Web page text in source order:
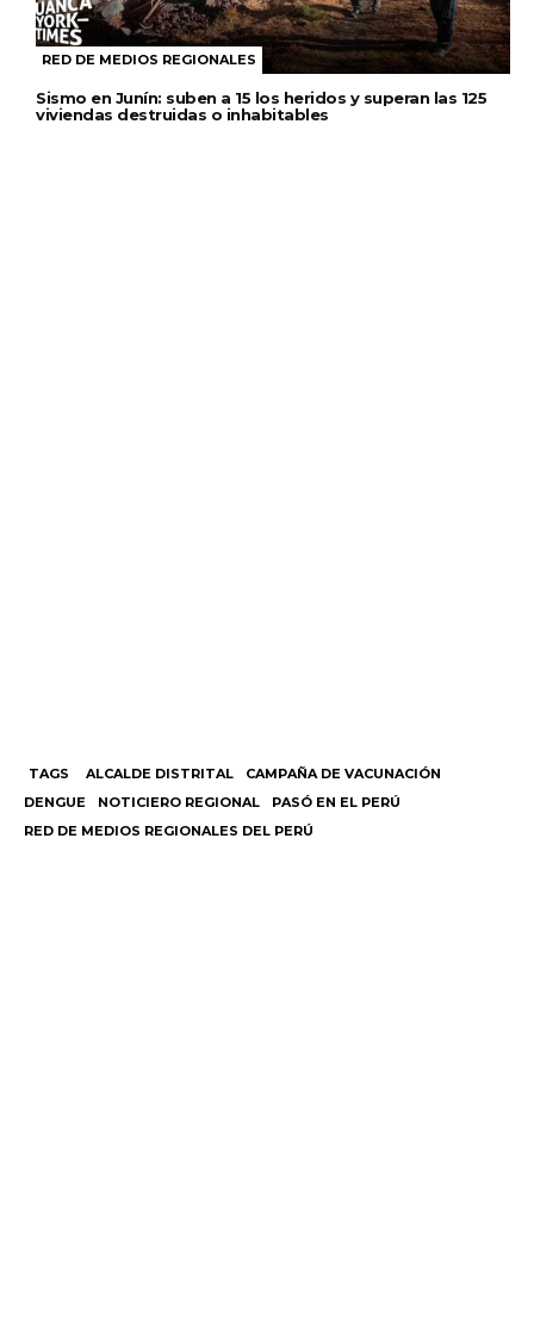
RED DE MEDIOS REGIONALES
Sismo en Junín: suben a 15 los heridos y superan las 125
viviendas destruidas o inhabitables
TAGS ALCALDE DISTRITAL
CAMPAÑA DE VACUNACIÓN
DENGUE
NOTICIERO REGIONAL
PASÓ EN EL PERÚ
RED DE MEDIOS REGIONALES DEL PERÚ